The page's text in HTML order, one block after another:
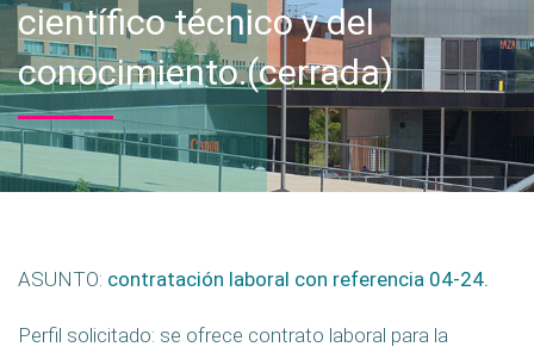
científico técnico y del
conocimiento.(cerrada)
ASUNTO: contratación laboral con referencia 04-24.
Perfil solicitado: se ofrece contrato laboral para la